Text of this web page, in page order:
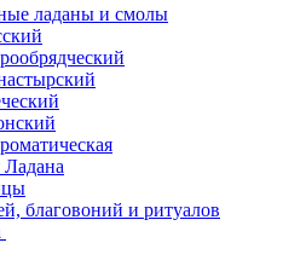
ладаны и смолы
Ладана
благовоний и ритуалов